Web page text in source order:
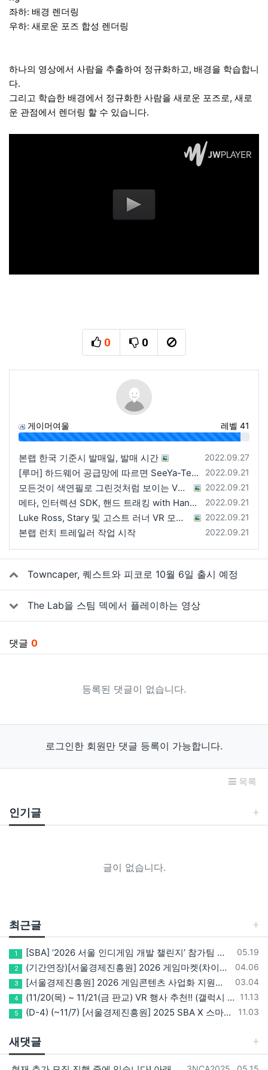
좌하: 배경 렌더링
우하: 새로운 포즈 합성 렌더링
하나의 영상에서 사람을 추출하여 정규화하고, 배경을 학습합니
다.
그리고 학습한 배경에서 정규화한 사람을 새로운 포즈로, 새로
운 관점에서 렌더링 할 수 있습니다.
0
추천
0
비추천신고
게이머여울 레벨 41
96%
등록일
2022.09.27
본랩 한국 기준시 발매일, 발매 시간
등록일
2022.09.21
[루머] 하드웨어 공급망에 따르면 SeeYa-Tech가 Apple에 여러 번 uOLED 샘플을 보냄
등록일
2022.09.21
모든것이 색연필로 그린것처럼 보이는 VRChat 월드
등록일
2022.09.21
메타, 인터렉션 SDK, 핸드 트래킹 with Hands 2.1에 대한 강연 예정
등록일
2022.09.21
Luke Ross, Stary 및 고스트 러너 VR 모드 공개
등록일
2022.09.21
본랩 런치 트레일러 작업 시작
관련자료Towncaper, 퀘스트와 피코로 10월 6일 출시 예정
The Lab을 스팀 덱에서 플레이하는 영상
댓글 0
등록된 댓글이 없습니다.
로그인한 회원만 댓글 등록이 가능합니다.
목록
인기글
글이 없습니다.
최근글
등록일
05.19
1 [SBA] ‘2026 서울 인디게임 개발 챌린지’ 참가팀 모집
등록일
04.06
2 (기간연장)[서울경제진흥원] 2026 게임마켓(차이나조이, BIC, 지스타) 서울관 참가기업 모집!(~5/8 15:00)
등록일
03.04
3 [서울경제진흥원] 2026 게임콘텐츠 사업화 지원사업 참가기업 모집(~3/26까지)
등록일
11.13
4 (11/20(목) ~ 11/21(금 판교) VR 행사 추천!! (갤럭시 XR/ 애플 비전프로 등 기기 체험, 메타퀘스트 경품)
등록일
11.03
5 (D-4) (~11/7) [서울경제진흥원] 2025 SBA X 스마일게이트, ‘게임랩 with STOVE INDIE’ 참가기업 모집
새댓글
등록자 등록일